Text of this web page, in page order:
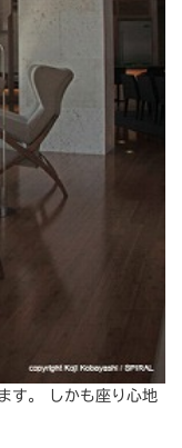
す。 しかも座り心地